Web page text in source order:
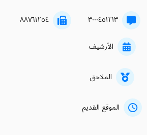
۳۰۰۰٤٥۱۲۱۳ ۸۸۷٦۱۲٥٤
الأرشيف
الملاحق
الموقع القديم